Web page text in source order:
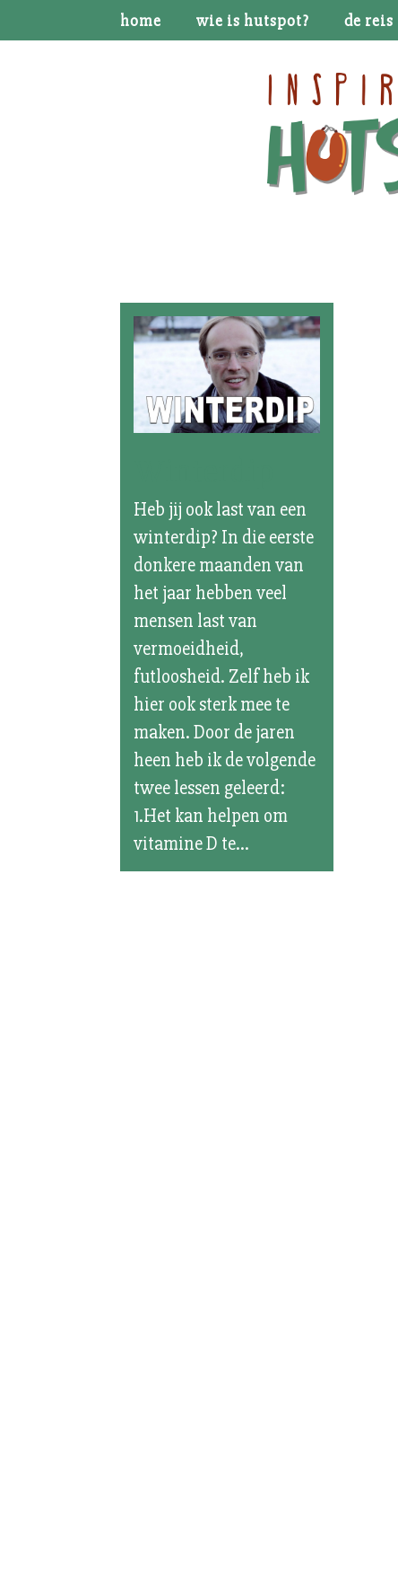
home wie is hutspot? de reis
Heb jij ook last van een
winterdip? In die eerste
donkere maanden van
het jaar hebben veel
mensen last van
vermoeidheid,
futloosheid. Zelf heb ik
hier ook sterk mee te
maken. Door de jaren
heen heb ik de volgende
twee lessen geleerd:
1.Het kan helpen om
vitamine D te...